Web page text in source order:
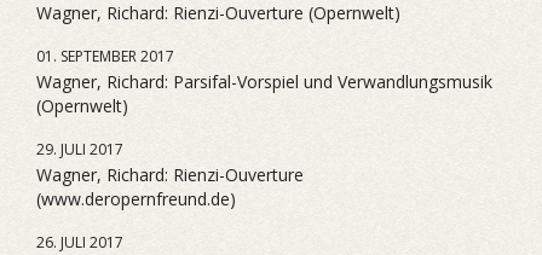
Wagner, Richard: Rienzi-Ouverture (Opernwelt)
01. SEPTEMBER 2017
Wagner, Richard: Parsifal-Vorspiel und Verwandlungsmusik
(Opernwelt)
29. JULI 2017
Wagner, Richard: Rienzi-Ouverture
(www.deropernfreund.de)
26. JULI 2017